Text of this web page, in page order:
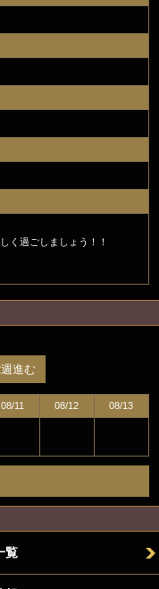
く過ごしましょう！！
進む
08/11 08/12 08/13
覧